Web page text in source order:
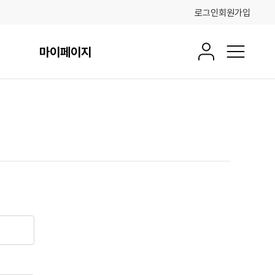
로그인회원가입
마이페이지 회원정보전체메뉴